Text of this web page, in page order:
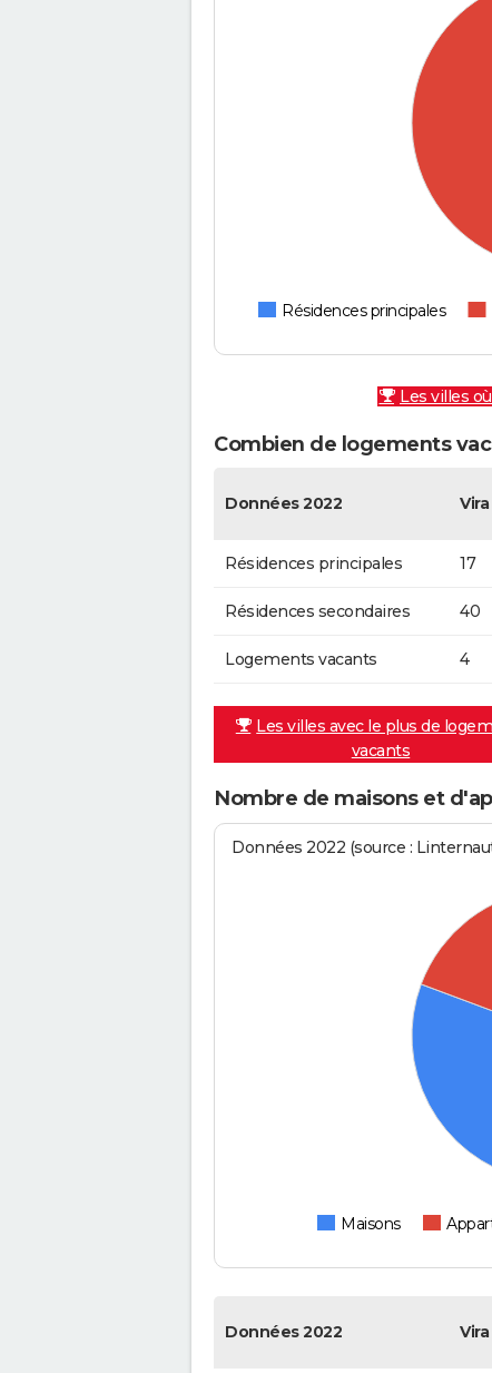
Résidences principales
Les villes
Combien de logements
Données 2022 Vira
Résidences principales 17
Résidences secondaires 40
Logements vacants 4
Les villes avec le plus de
vacants
Nombre de maisons et
Données 2022 (source :
Maisons
Données 2022 Vira